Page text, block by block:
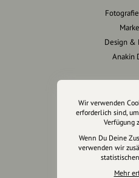
Design &
Anakin
hey.bayern ist
uns für unsere
Wir verwenden
erforderlich sind,
Verfügung
Wenn Du Deine
verwenden wir
Mehr